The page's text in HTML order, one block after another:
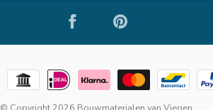
© Copyright 2026 Bouwmaterialen van Viegen